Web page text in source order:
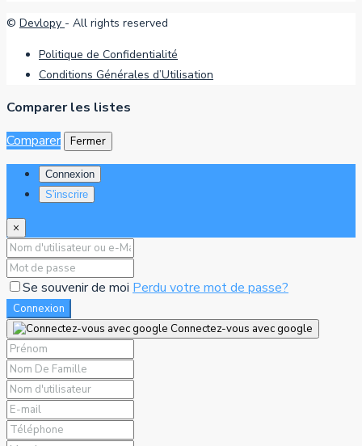
© Devlopy - All rights reserved
Politique de Confidentialité
Conditions Générales d’Utilisation
Comparer les listes
Comparer
Fermer
Connexion
S'inscrire
×
Se souvenir de moi Perdu votre mot de passe?
Connexion
Connectez-vous avec google